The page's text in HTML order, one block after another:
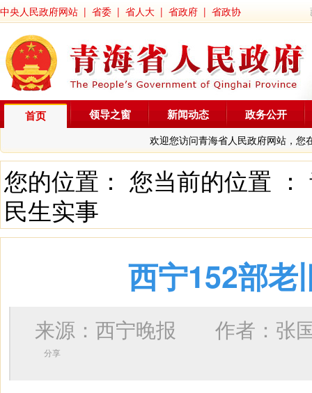
中央人民政府网站 | 省委 | 省人大 | 省政府 | 省政协
首页
欢迎您访问青海省人民政府网站，您
领导之窗 新闻动态 政务公开
您的位置： 您当前的位置 ：
民生实事
西宁152部老
来源：西宁晚报 作者： 张
分享